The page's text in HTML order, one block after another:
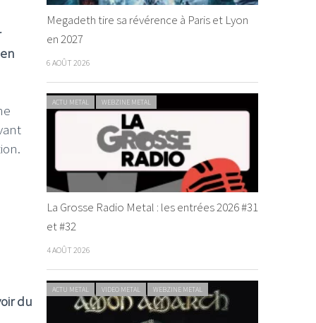
du
Megadeth tire sa révérence à Paris et Lyon
en 2027
6 AOÛT 2026
ACTU METAL WEBZINE METAL
La Grosse Radio Metal : les entrées 2026 #31
et #32
4 AOÛT 2026
ACTU METAL VIDEO METAL WEBZINE METAL